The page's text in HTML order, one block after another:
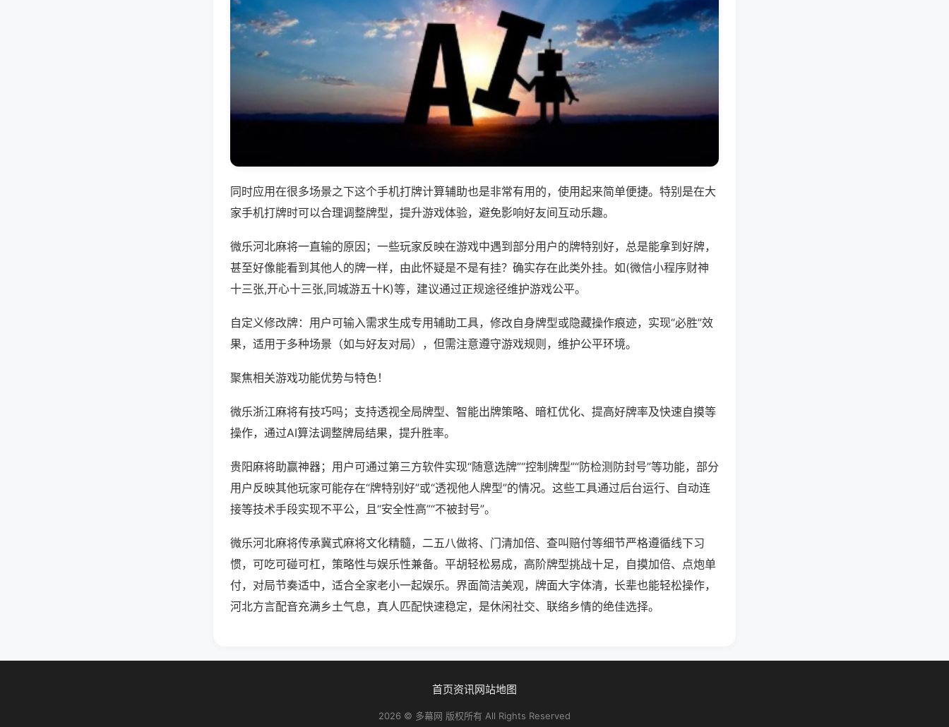
同时应用在很多场景之下这个手机打牌计算辅助也是非常有用的，使用起来简单便捷。特别是在大
家手机打牌时可以合理调整牌型，提升游戏体验，避免影响好友间互动乐趣。
微乐河北麻将一直输的原因；一些玩家反映在游戏中遇到部分用户的牌特别好，总是能拿到好牌，
甚至好像能看到其他人的牌一样，由此怀疑是不是有挂？确实存在此类外挂。如(微信小程序财神
十三张,开心十三张,同城游五十K)等，建议通过正规途径维护游戏公平。
自定义修改牌：用户可输入需求生成专用辅助工具，修改自身牌型或隐藏操作痕迹，实现“必胜”效
果，适用于多种场景（如与好友对局），但需注意遵守游戏规则，维护公平环境。
聚焦相关游戏功能优势与特色！
微乐浙江麻将有技巧吗；支持透视全局牌型、智能出牌策略、暗杠优化、提高好牌率及快速自摸等
操作，通过AI算法调整牌局结果，提升胜率。
贵阳麻将助赢神器；用户可通过第三方软件实现“随意选牌”“控制牌型”“防检测防封号”等功能，部分
用户反映其他玩家可能存在“牌特别好”或“透视他人牌型”的情况。这些工具通过后台运行、自动连
接等技术手段实现不平公，且“安全性高”“不被封号”。
微乐河北麻将传承冀式麻将文化精髓，二五八做将、门清加倍、查叫赔付等细节严格遵循线下习
惯，可吃可碰可杠，策略性与娱乐性兼备。平胡轻松易成，高阶牌型挑战十足，自摸加倍、点炮单
付，对局节奏适中，适合全家老小一起娱乐。界面简洁美观，牌面大字体清，长辈也能轻松操作，
河北方言配音充满乡土气息，真人匹配快速稳定，是休闲社交、联络乡情的绝佳选择。
首页资讯网站地图
2026 © 多幕网 版权所有 All Rights Reserved